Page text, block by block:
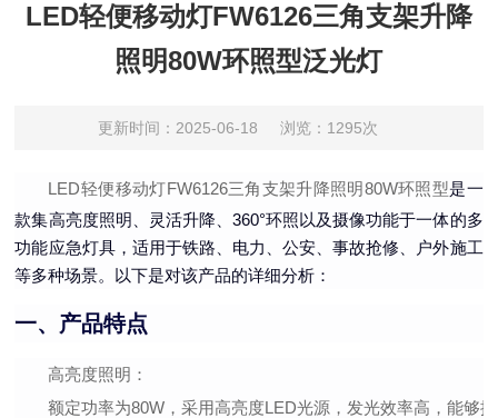
LED轻便移动灯FW6126三角支架升降
照明80W环照型泛光灯
更新时间：2025-06-18 浏览：1295次
LED轻便移动灯FW6126三角支架升降照明80W环照型是一
款集高亮度照明、灵活升降、360°环照以及摄像功能于一体的多
功能应急灯具，适用于铁路、电力、公安、事故抢修、户外施工
等多种场景。以下是对该产品的详细分析：
一、产品特点
高亮度照明 ：
额定功率为80W，采用高亮度LED光源，发光效率高，能够